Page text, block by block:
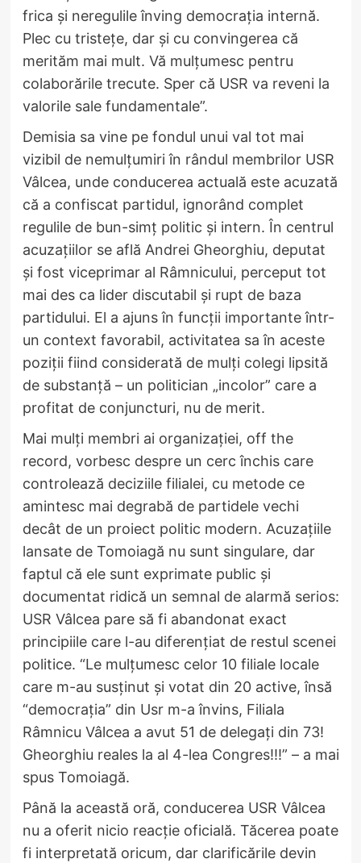
frica și neregulile înving democrația internă.
Plec cu tristețe, dar și cu convingerea că
merităm mai mult. Vă mulțumesc pentru
colaborările trecute. Sper că USR va reveni la
valorile sale fundamentale”.
Demisia sa vine pe fondul unui val tot mai
vizibil de nemulțumiri în rândul membrilor USR
Vâlcea, unde conducerea actuală este acuzată
că a confiscat partidul, ignorând complet
regulile de bun-simț politic și intern. În centrul
acuzațiilor se află Andrei Gheorghiu, deputat
și fost viceprimar al Râmnicului, perceput tot
mai des ca lider discutabil și rupt de baza
partidului. El a ajuns în funcții importante într-
un context favorabil, activitatea sa în aceste
poziții fiind considerată de mulți colegi lipsită
de substanță – un politician „incolor” care a
profitat de conjuncturi, nu de merit.
Mai mulți membri ai organizației, off the
record, vorbesc despre un cerc închis care
controlează deciziile filialei, cu metode ce
amintesc mai degrabă de partidele vechi
decât de un proiect politic modern. Acuzațiile
lansate de Tomoiagă nu sunt singulare, dar
faptul că ele sunt exprimate public și
documentat ridică un semnal de alarmă serios:
USR Vâlcea pare să fi abandonat exact
principiile care l-au diferențiat de restul scenei
politice. “Le mulțumesc celor 10 filiale locale
care m-au susținut și votat din 20 active, însă
“democrația” din Usr m-a învins, Filiala
Râmnicu Vâlcea a avut 51 de delegați din 73!
Gheorghiu reales la al 4-lea Congres!!!” – a mai
spus Tomoiagă.
Până la această oră, conducerea USR Vâlcea
nu a oferit nicio reacție oficială. Tăcerea poate
fi interpretată oricum, dar clarificările devin